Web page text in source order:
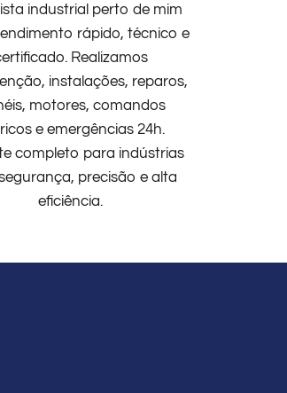
industrial perto de mim
rápido, técnico e
Realizamos
instalações, reparos,
motores, comandos
e emergências 24h.
completo para indústrias
precisão e alta
eficiência.